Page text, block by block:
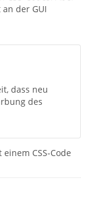
der GUI
dass neu
des
CSS-Code